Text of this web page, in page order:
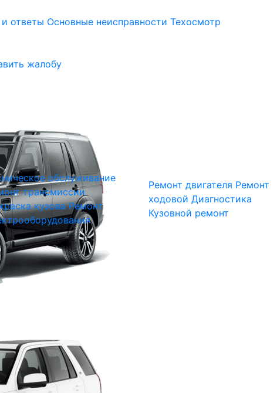
ответы Основные неисправности Техосмотр
жалобу
обслуживание
трансмиссии
кузова Ремонт
Ремонт двигателя Ремонт
ходовой Диагностика
Кузовной ремонт